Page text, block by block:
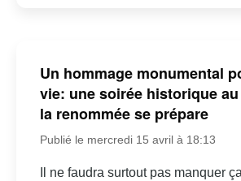
Un hommage monumental
vie: une soirée historique
la renommée se prépare
Publié le mercredi 15 avril à 18:13
Il ne faudra surtout pas manquer